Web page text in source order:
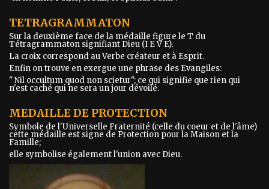
TETRAGRAMMATON
Sur la deuxième face de la médaille figure le T du
Tétragrammaton signifiant Dieu (I E V E).
La croix correspond au Verbe créateur et à Esprit.
Enfin on trouve en exergue une phrase des Evangiles:
" Nil occultum quod non scietur"; ce qui signifie que rien qui
n'est caché qui ne sera un jour dévoilé.
MEDAILLE DE PROTECTION
Symbole de l'Universelle Fraternité (celle du coeur et de l'âme)
cette médaille est signe de Protection pour la Maison et la
Famille;
elle symbolise également l'union avec Dieu.